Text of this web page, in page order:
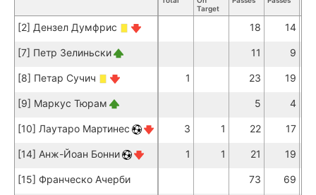
Target
[2] Дензел Думфрис 18 14
[7] Петр Зелиньски 11 9
[8] Петар Сучич 1 23 19
[9] Маркус Тюрам 5 4
[10] Лаутаро Мартинес 3 1 22 17
[14] Анж-Йоан Бонни 1 1 21 19
[15] Франческо Ачерби 73 69